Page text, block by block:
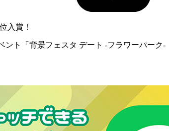
入賞！
ト「背景フェスタ デート -フラワーパーク-